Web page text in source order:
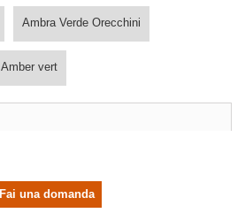
Ambra Verde Orecchini
Amber vert
Fai una domanda